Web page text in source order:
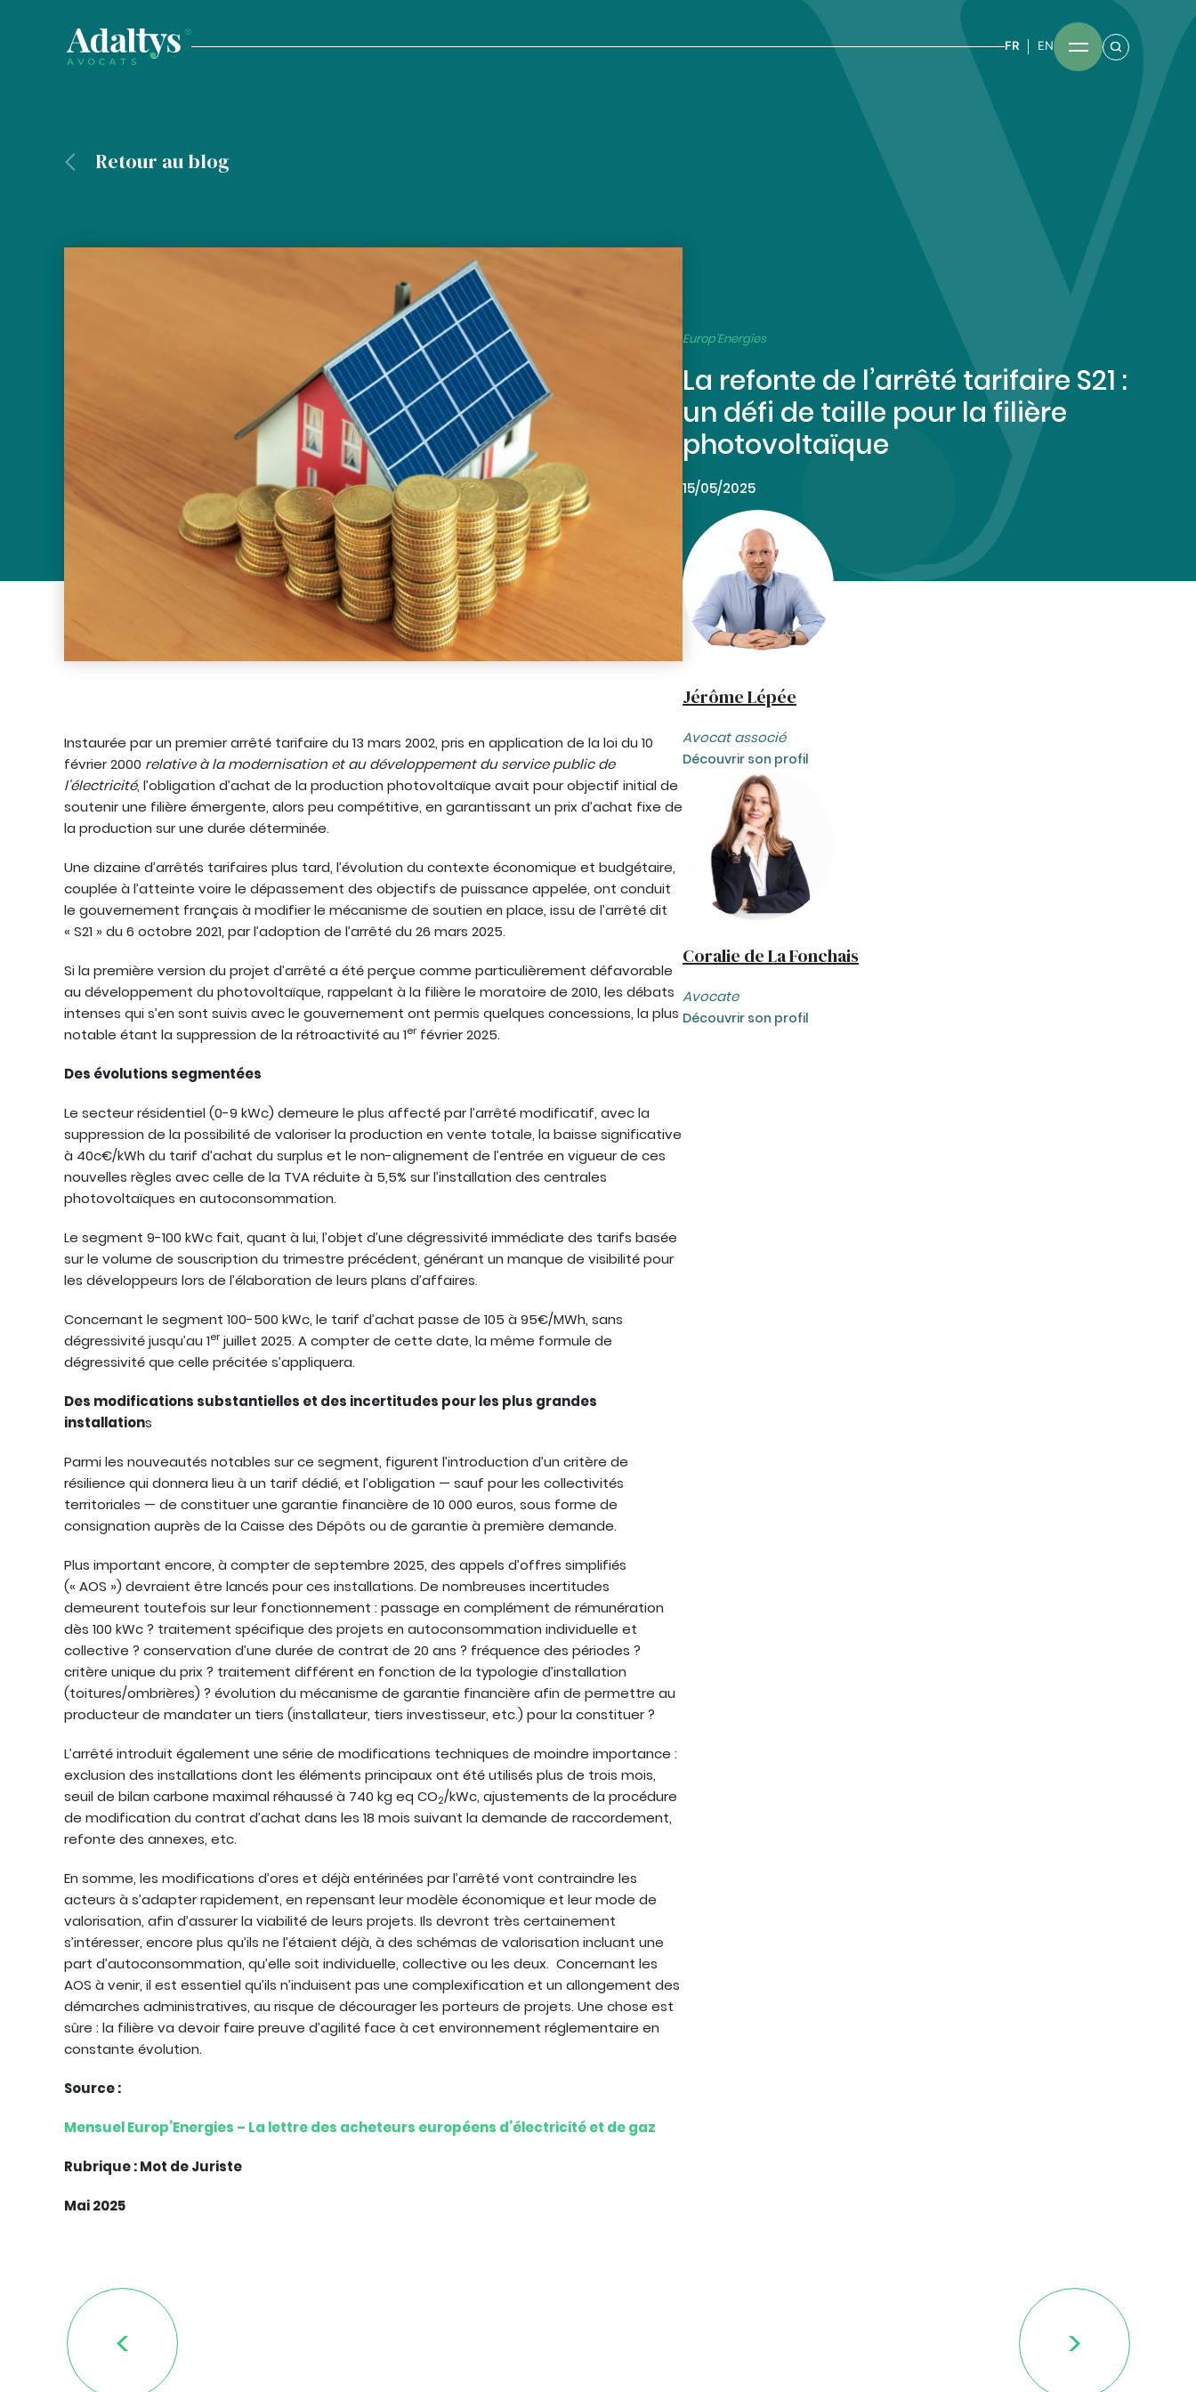
FR EN
Retour au blog
Europ'Energies
La refonte de l’arrêté tarifaire S21 :
un défi de taille pour la filière
photovoltaïque
15/05/2025
Instaurée par un premier arrêté tarifaire du 13 mars 2002, pris en application de la loi du 10
février 2000 relative à la modernisation et au développement du service public de
l’électricité, l’obligation d’achat de la production photovoltaïque avait pour objectif initial de
soutenir une filière émergente, alors peu compétitive, en garantissant un prix d’achat fixe de
la production sur une durée déterminée.
Une dizaine d’arrêtés tarifaires plus tard, l’évolution du contexte économique et budgétaire,
couplée à l’atteinte voire le dépassement des objectifs de puissance appelée, ont conduit
le gouvernement français à modifier le mécanisme de soutien en place, issu de l’arrêté dit
« S21 » du 6 octobre 2021, par l’adoption de l’arrêté du 26 mars 2025.
Si la première version du projet d’arrêté a été perçue comme particulièrement défavorable
au développement du photovoltaïque, rappelant à la filière le moratoire de 2010, les débats
intenses qui s’en sont suivis avec le gouvernement ont permis quelques concessions, la plus
notable étant la suppression de la rétroactivité au 1erfévrier 2025.
Des évolutions segmentées
Le secteur résidentiel (0-9 kWc) demeure le plus affecté par l’arrêté modificatif, avec la
suppression de la possibilité de valoriser la production en vente totale, la baisse significative
à 40c€/kWh du tarif d’achat du surplus et le non-alignement de l’entrée en vigueur de ces
nouvelles règles avec celle de la TVA réduite à 5,5% sur l’installation des centrales
photovoltaïques en autoconsommation.
Le segment 9-100 kWc fait, quant à lui, l’objet d’une dégressivité immédiate des tarifs basée
sur le volume de souscription du trimestre précédent, générant un manque de visibilité pour
les développeurs lors de l’élaboration de leurs plans d’affaires.
Concernant le segment 100-500 kWc, le tarif d’achat passe de 105 à 95€/MWh, sans
dégressivité jusqu’au 1erjuillet 2025. A compter de cette date, la même formule de
dégressivité que celle précitée s’appliquera.
Des modifications substantielles et des incertitudes pour les plus grandes
installations
Parmi les nouveautés notables sur ce segment, figurent l’introduction d’un critère de
résilience qui donnera lieu à un tarif dédié, et l’obligation — sauf pour les collectivités
territoriales — de constituer une garantie financière de 10 000 euros, sous forme de
consignation auprès de la Caisse des Dépôts ou de garantie à première demande.
Plus important encore, à compter de septembre 2025, des appels d’offres simplifiés
(« AOS ») devraient être lancés pour ces installations. De nombreuses incertitudes
demeurent toutefois sur leur fonctionnement : passage en complément de rémunération
dès 100 kWc ? traitement spécifique des projets en autoconsommation individuelle et
collective ? conservation d’une durée de contrat de 20 ans ? fréquence des périodes ?
critère unique du prix ? traitement différent en fonction de la typologie d’installation
(toitures/ombrières) ? évolution du mécanisme de garantie financière afin de permettre au
producteur de mandater un tiers (installateur, tiers investisseur, etc.) pour la constituer ?
L’arrêté introduit également une série de modifications techniques de moindre importance :
exclusion des installations dont les éléments principaux ont été utilisés plus de trois mois,
seuil de bilan carbone maximal réhaussé à 740 kg eq CO2/kWc, ajustements de la procédure
de modification du contrat d’achat dans les 18 mois suivant la demande de raccordement,
refonte des annexes, etc.
En somme, les modifications d’ores et déjà entérinées par l’arrêté vont contraindre les
acteurs à s’adapter rapidement, en repensant leur modèle économique et leur mode de
valorisation, afin d’assurer la viabilité de leurs projets. Ils devront très certainement
s’intéresser, encore plus qu’ils ne l’étaient déjà, à des schémas de valorisation incluant une
part d’autoconsommation, qu’elle soit individuelle, collective ou les deux. Concernant les
AOS à venir, il est essentiel qu’ils n’induisent pas une complexification et un allongement des
démarches administratives, au risque de décourager les porteurs de projets. Une chose est
sûre : la filière va devoir faire preuve d’agilité face à cet environnement réglementaire en
constante évolution.
Source :
Mensuel Europ’Energies – La lettre des acheteurs européens d’électricité et de gaz
Rubrique : Mot de Juriste
Mai 2025
Jérôme Lépée
Avocat associé
Découvrir son profil
Coralie de La Fonchais
Avocate
Découvrir son profil